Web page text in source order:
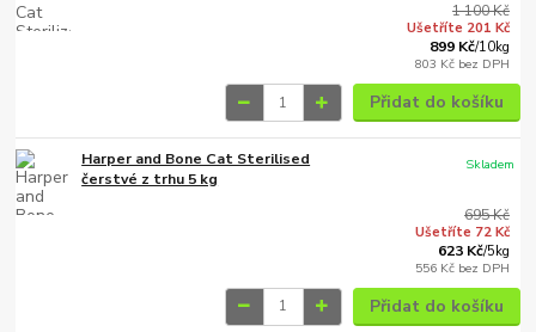
1 100 Kč
Ušetříte 201 Kč
899 Kč/10kg
803 Kč bez DPH
Přidat do košíku
Harper and Bone Cat Sterilised
čerstvé z trhu 5 kg
695 Kč
Ušetříte 72 Kč
623 Kč/5kg
556 Kč bez DPH
Skladem
Přidat do košíku